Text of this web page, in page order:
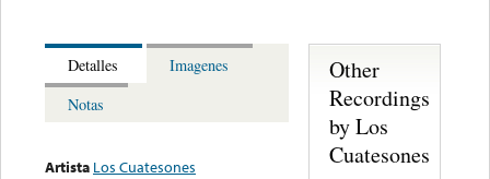
Detalles
Imagenes
Notas
Artista Los Cuatesones
Other
Recordings
by Los
Cuatesones